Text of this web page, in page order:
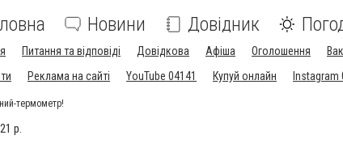
Новини Довідник
Питання та відповіді Довідкова Афіша Оголошення
Реклама на сайті YouTube 04141 Купуй онлайн Instagram
термометр!
р.